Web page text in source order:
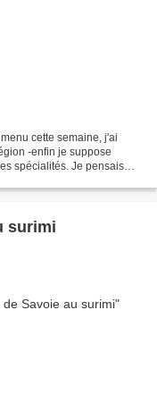
cette semaine, j'ai
-enfin je suppose
spécialités. Je pensais
surimi